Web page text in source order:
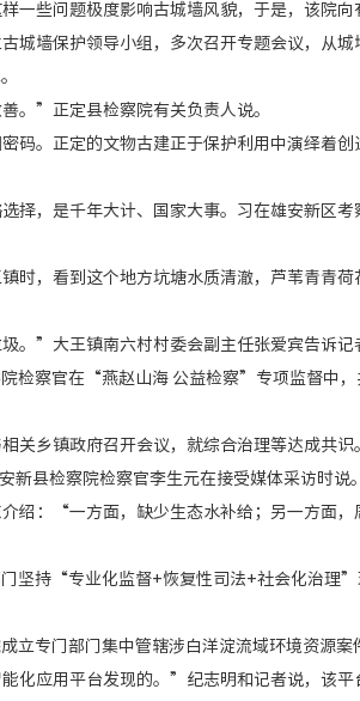
些问题极度影响古城墙风貌，于是，该院向
墙保护领导小组，多次召开专题会议，从城
”正定县检察院有关负责人说。
。正定的文物古建正于保护利用中演绎着创
，是千年大计、国家大事。习在雄安新区
，看到这个地方坑塘水质清澈，芦苇青青荷
”大王镇南六村村委会副主任张爱宾告诉记
察官在“燕赵山海 公益检察”专项监督中，
乡镇政府召开会议，就综合治理等达成共
检察院检察官李生元在接受媒体采访时说。
：“一方面，缺少生态水补给；另一方面，
持“专业化监督+恢复性司法+社会化治理”
专门部门集中管辖涉白洋淀流域环境资源案
应用平台发现的。”纪志明和记者说，该平